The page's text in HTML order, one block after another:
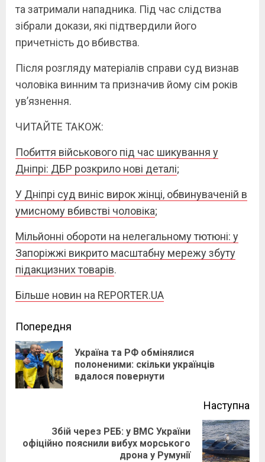
та затримали нападника. Під час слідства
зібрали докази, які підтвердили його
причетність до вбивства.
Після розгляду матеріалів справи суд визнав
чоловіка винним та призначив йому сім років
ув’язнення.
ЧИТАЙТЕ ТАКОЖ:
Побиття військового під час шикування у
Дніпрі: ДБР розкрило нові деталі;
У Дніпрі суд виніс вирок жінці, обвинуваченій в
умисному вбивстві чоловіка;
Мільйонні обороти на нелегальному тютюні: у
Запоріжжі викрито масштабну мережу збуту
підакцизних товарів.
Більше новин на REPORTER.UA
Continue
Reading
Попередня
Україна та РФ обмінялися
полоненими: скільки українців
вдалося повернути
Наступна
Next
Збій через РЕБ: у ВМС України
офіційно пояснили вибух морського
дрона у Румунії